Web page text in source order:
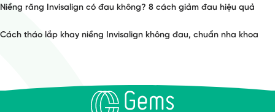
Niềng răng Invisalign có đau không? 8 cách giảm đau hiệu quả
Cách tháo lắp khay niềng Invisalign không đau, chuẩn nha khoa